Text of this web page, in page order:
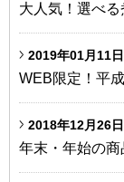
大人気！選べ
2019年01月11日
WEB限定！平
2018年12月26日
年末・年始の